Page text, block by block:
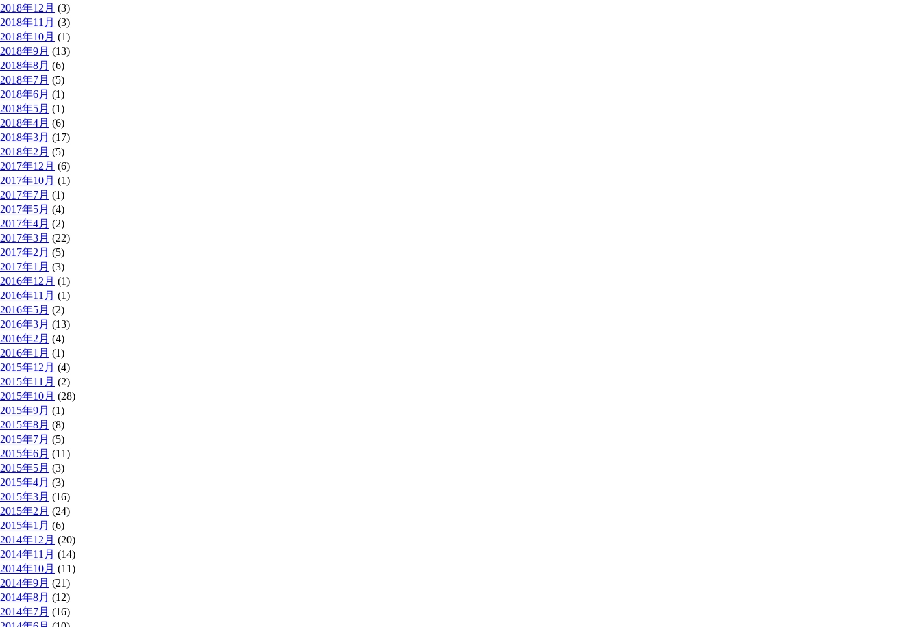
2018年12月 (3)
2018年11月 (3)
2018年10月 (1)
2018年9月 (13)
2018年8月 (6)
2018年7月 (5)
2018年6月 (1)
2018年5月 (1)
2018年4月 (6)
2018年3月 (17)
2018年2月 (5)
2017年12月 (6)
2017年10月 (1)
2017年7月 (1)
2017年5月 (4)
2017年4月 (2)
2017年3月 (22)
2017年2月 (5)
2017年1月 (3)
2016年12月 (1)
2016年11月 (1)
2016年5月 (2)
2016年3月 (13)
2016年2月 (4)
2016年1月 (1)
2015年12月 (4)
2015年11月 (2)
2015年10月 (28)
2015年9月 (1)
2015年8月 (8)
2015年7月 (5)
2015年6月 (11)
2015年5月 (3)
2015年4月 (3)
2015年3月 (16)
2015年2月 (24)
2015年1月 (6)
2014年12月 (20)
2014年11月 (14)
2014年10月 (11)
2014年9月 (21)
2014年8月 (12)
2014年7月 (16)